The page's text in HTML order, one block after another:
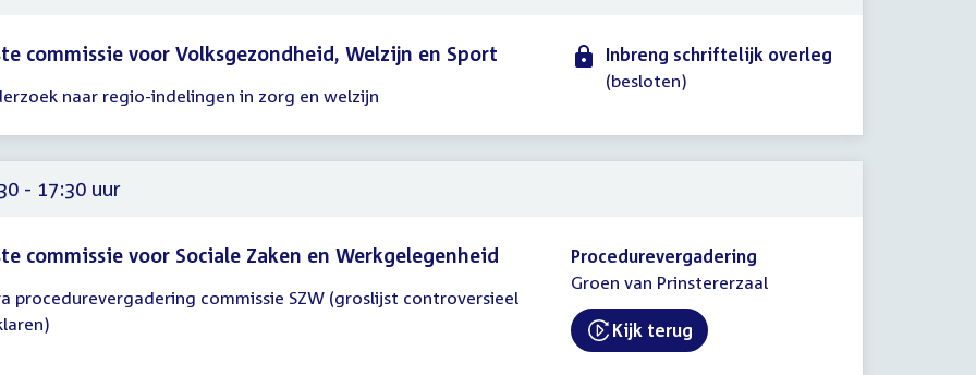
commissie voor Volksgezondheid, Welzijn en Sport
naar regio-indelingen in zorg en welzijn
Inbreng schriftelijk overleg
(besloten)
- 17:30 uur
commissie voor Sociale Zaken en Werkgelegenheid
procedurevergadering commissie SZW (groslijst controversieel
Procedurevergadering
Groen van Prinstererzaal
External link:
Kijk terug